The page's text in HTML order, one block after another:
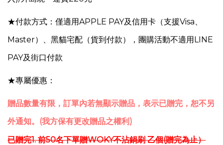
★付款方式：僅適用APPLE PAY及信用卡（支援Visa、
Master）、黑貓宅配（貨到付款），團購活動不適用LINE
PAY及街口付款
★專屬優惠：
贈品數量有限，訂單內若無顯示贈品，表示已贈完，恕不另
外通知。(我方保有更改贈品之權利)
已贈完1.前50名下單贈WOKY不沾鍋刷乙個(贈完為止）